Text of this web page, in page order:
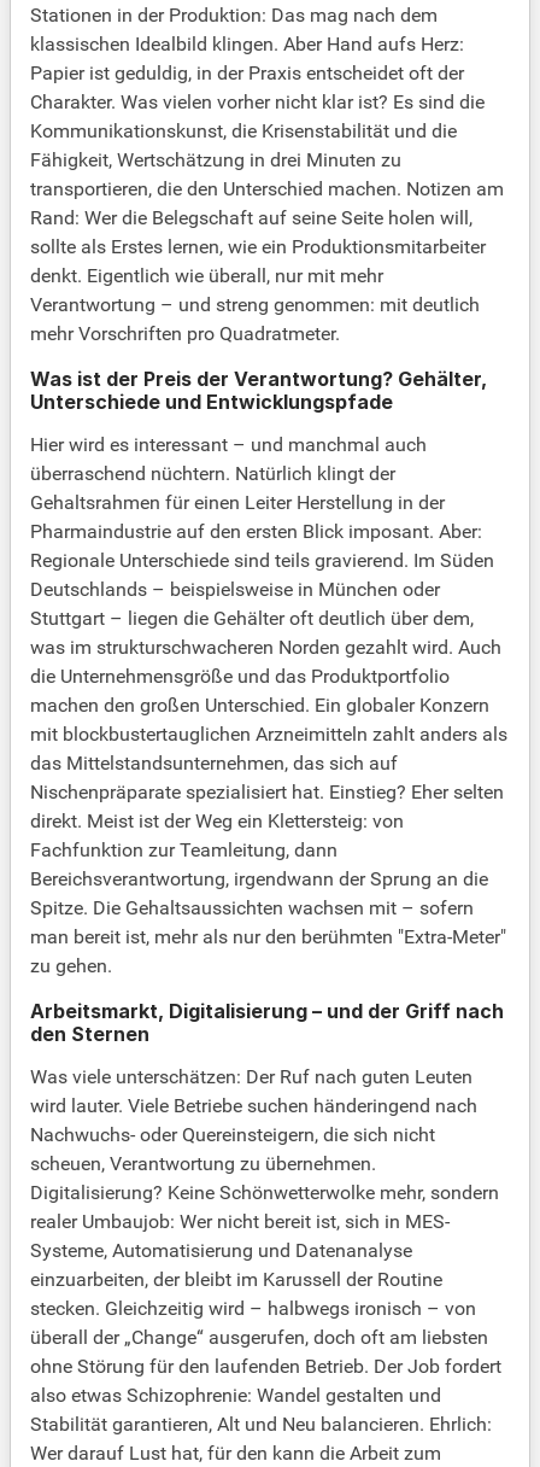
Stationen in der Produktion: Das mag nach dem
klassischen Idealbild klingen. Aber Hand aufs Herz:
Papier ist geduldig, in der Praxis entscheidet oft der
Charakter. Was vielen vorher nicht klar ist? Es sind die
Kommunikationskunst, die Krisenstabilität und die
Fähigkeit, Wertschätzung in drei Minuten zu
transportieren, die den Unterschied machen. Notizen am
Rand: Wer die Belegschaft auf seine Seite holen will,
sollte als Erstes lernen, wie ein Produktionsmitarbeiter
denkt. Eigentlich wie überall, nur mit mehr
Verantwortung – und streng genommen: mit deutlich
mehr Vorschriften pro Quadratmeter.
Was ist der Preis der Verantwortung? Gehälter,
Unterschiede und Entwicklungspfade
Hier wird es interessant – und manchmal auch
überraschend nüchtern. Natürlich klingt der
Gehaltsrahmen für einen Leiter Herstellung in der
Pharmaindustrie auf den ersten Blick imposant. Aber:
Regionale Unterschiede sind teils gravierend. Im Süden
Deutschlands – beispielsweise in München oder
Stuttgart – liegen die Gehälter oft deutlich über dem,
was im strukturschwacheren Norden gezahlt wird. Auch
die Unternehmensgröße und das Produktportfolio
machen den großen Unterschied. Ein globaler Konzern
mit blockbustertauglichen Arzneimitteln zahlt anders als
das Mittelstandsunternehmen, das sich auf
Nischenpräparate spezialisiert hat. Einstieg? Eher selten
direkt. Meist ist der Weg ein Klettersteig: von
Fachfunktion zur Teamleitung, dann
Bereichsverantwortung, irgendwann der Sprung an die
Spitze. Die Gehaltsaussichten wachsen mit – sofern
man bereit ist, mehr als nur den berühmten "Extra-Meter"
zu gehen.
Arbeitsmarkt, Digitalisierung – und der Griff nach
den Sternen
Was viele unterschätzen: Der Ruf nach guten Leuten
wird lauter. Viele Betriebe suchen händeringend nach
Nachwuchs- oder Quereinsteigern, die sich nicht
scheuen, Verantwortung zu übernehmen.
Digitalisierung? Keine Schönwetterwolke mehr, sondern
realer Umbaujob: Wer nicht bereit ist, sich in MES-
Systeme, Automatisierung und Datenanalyse
einzuarbeiten, der bleibt im Karussell der Routine
stecken. Gleichzeitig wird – halbwegs ironisch – von
überall der „Change“ ausgerufen, doch oft am liebsten
ohne Störung für den laufenden Betrieb. Der Job fordert
also etwas Schizophrenie: Wandel gestalten und
Stabilität garantieren, Alt und Neu balancieren. Ehrlich:
Wer darauf Lust hat, für den kann die Arbeit zum